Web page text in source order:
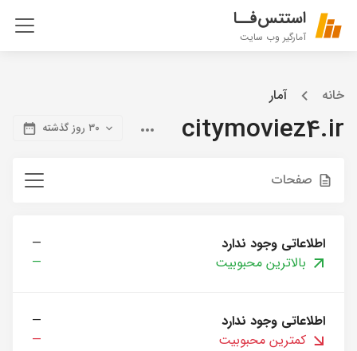
استتس‌فــا
آمارگیر وب سایت
خانه آمار
citymoviez4.ir ۳۰ روز گذشته
صفحات
اطلاعاتی وجود ندارد
—
بالاترین محبوبیت
—
اطلاعاتی وجود ندارد
—
کمترین محبوبیت
—